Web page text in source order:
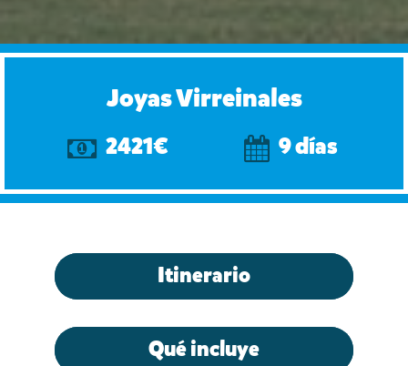
Joyas Virreinales
2421€ 9 días
Itinerario
Qué incluye